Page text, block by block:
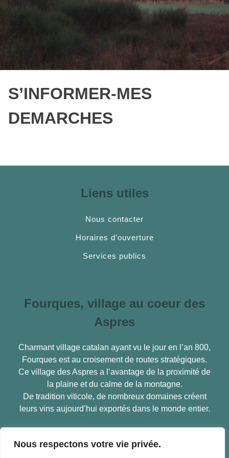
Nous respectons votre vie privée.
S’INFORMER-MES
DEMARCHES
Liens utiles
Nous contacter
Horaires d’ouverture
Services publics
Fourques, village au coeur des
Aspres
Charmant village catalan ayant vu le jour en l’an 800,
Fourques est au croisement de routes stratégiques.
Ce village des Aspres a l’avantage de la proximité de
la plaine et du calme de la montagne.
De tradition viticole, de nombreux domaines créent
leurs vins aujourd’hui exportés dans le monde entier.